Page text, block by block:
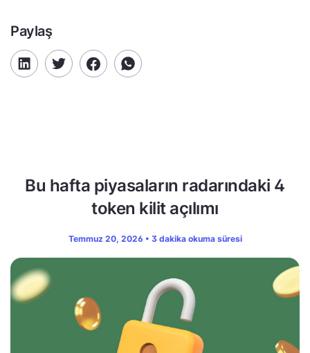
Paylaş
Bu hafta piyasaların radarındaki 4
token kilit açılımı
Temmuz 20, 2026 • 3 dakika okuma süresi